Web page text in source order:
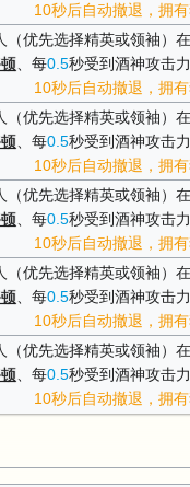
10秒后自动撤退，拥
（优先选择精英或领袖）在
、每0.5秒受到酒神攻击力
10秒后自动撤退，拥
（优先选择精英或领袖）在
、每0.5秒受到酒神攻击力
10秒后自动撤退，拥
（优先选择精英或领袖）在
、每0.5秒受到酒神攻击力
10秒后自动撤退，拥
（优先选择精英或领袖）在
、每0.5秒受到酒神攻击力
10秒后自动撤退，拥
（优先选择精英或领袖）在
、每0.5秒受到酒神攻击力
10秒后自动撤退，拥